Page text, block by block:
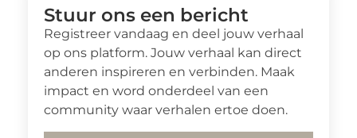
Stuur ons een bericht
Registreer vandaag en deel jouw verhaal
op ons platform. Jouw verhaal kan direct
anderen inspireren en verbinden. Maak
impact en word onderdeel van een
community waar verhalen ertoe doen.